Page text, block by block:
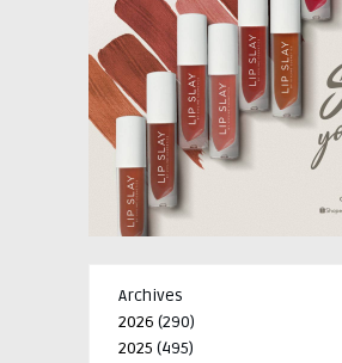
Archives
2026 (290)
2025 (495)